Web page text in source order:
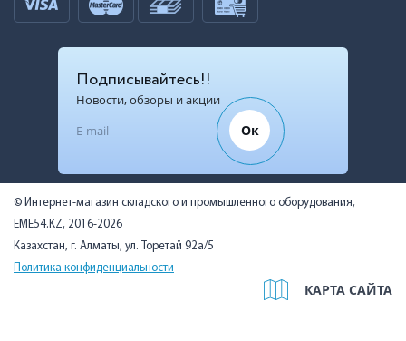
Подписывайтесь!!
Новости, обзоры и акции
Ок
© Интернет-магазин складского и промышленного оборудования,
EME54.KZ, 2016-2026
Казахстан, г. Алматы, ул. Торетай 92а/5
Политика конфиденциальности
КАРТА САЙТА